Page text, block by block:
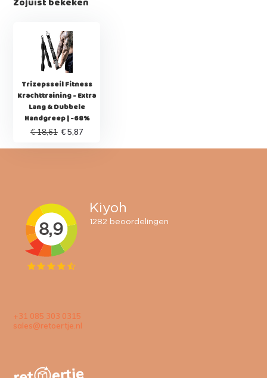
Trizepsseil Fitness
Krachttraining - Extra
Lang & Dubbele
Handgreep | -68%
€ 18,61 € 5,87
+31 085 303 0315
sales@retoertje.nl